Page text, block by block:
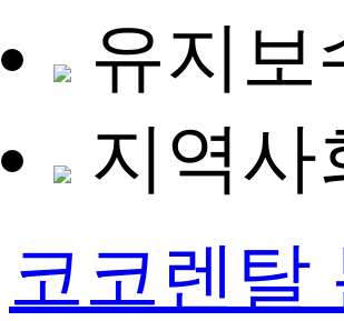
유지보
지역사
코코렌탈